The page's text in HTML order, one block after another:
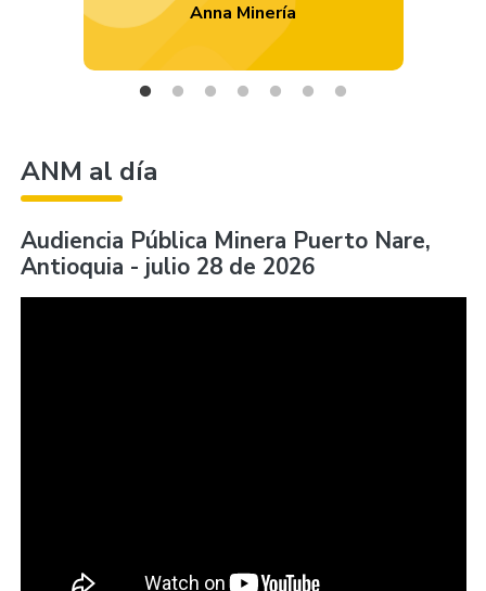
Anna Minería
ANM al día
Audiencia Pública Minera Puerto Nare,
Antioquia - julio 28 de 2026